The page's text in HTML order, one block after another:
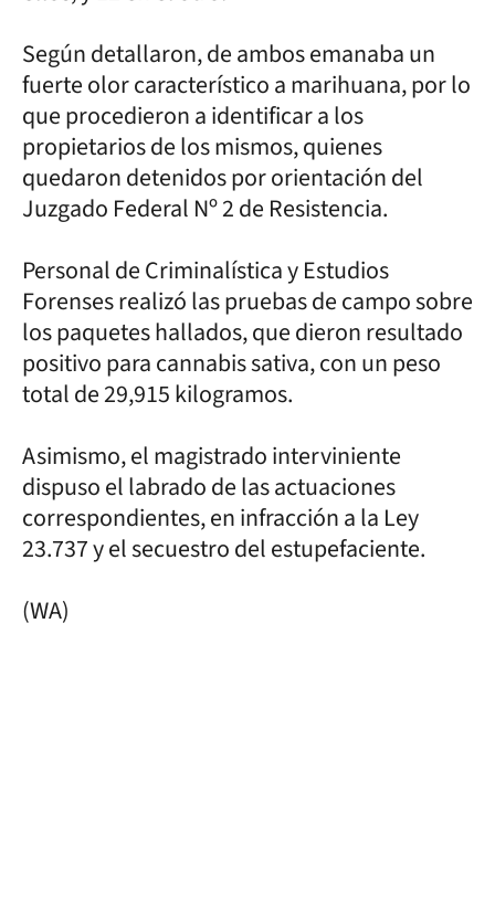
Según detallaron, de ambos emanaba un
fuerte olor característico a marihuana, por lo
que procedieron a identificar a los
propietarios de los mismos, quienes
quedaron detenidos por orientación del
Juzgado Federal Nº 2 de Resistencia.
Personal de Criminalística y Estudios
Forenses realizó las pruebas de campo sobre
los paquetes hallados, que dieron resultado
positivo para cannabis sativa, con un peso
total de 29,915 kilogramos.
Asimismo, el magistrado interviniente
dispuso el labrado de las actuaciones
correspondientes, en infracción a la Ley
23.737 y el secuestro del estupefaciente.
(WA)